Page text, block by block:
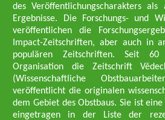
des Veröffentlichungscharakters
Ergebnisse. Die Forschungs- und
veröffentlichen die
Impact-Zeitschriften, aber auch in
populären Zeitschriften. Seit
Organisation die Zeitschrift
(Wissenschaftliche
veröffentlicht die originalen
dem Gebiet des Obstbaus. Sie ist
eingetragen in der Liste der